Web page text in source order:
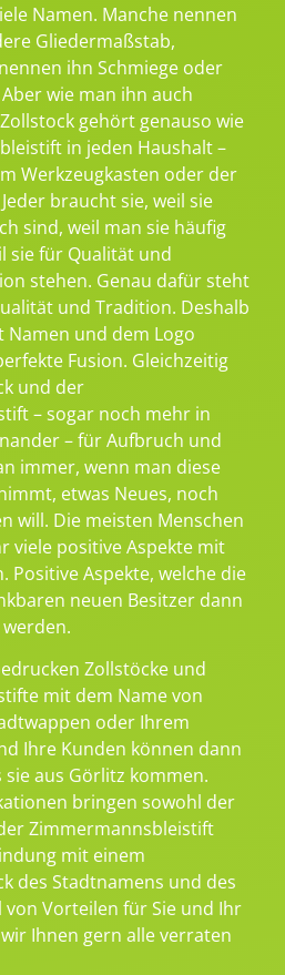
Namen. Manche nennen
Gliedermaßstab,
ihn Schmiege oder
wie man ihn auch
gehört genauso wie
in jeden Haushalt –
Werkzeugkasten oder der
braucht sie, weil sie
sind, weil man sie häufig
sie für Qualität und
stehen. Genau dafür steht
und Tradition. Deshalb
Namen und dem Logo
Fusion. Gleichzeitig
und der
– sogar noch mehr in
– für Aufbruch und
immer, wenn man diese
etwas Neues, noch
will. Die meisten Menschen
viele positive Aspekte mit
Positive Aspekte, welche die
neuen Besitzer dann
Zollstöcke und
mit dem Name von
oder Ihrem
Ihre Kunden können dann
sie aus Görlitz kommen.
bringen sowohl der
Zimmermannsbleistift
mit einem
des Stadtnamens und des
von Vorteilen für Sie und Ihr
Ihnen gern alle verraten